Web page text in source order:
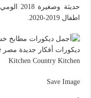
حديثة
اطفال 2019-2020.
Save Image